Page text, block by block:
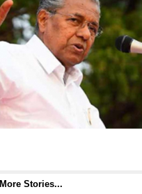
More Stories...